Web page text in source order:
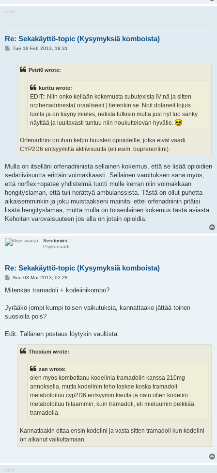
zerk
Re: Sekakäyttö-topic (Kysymyksiä komboista)
PTue 19 Feb 2013, 18:31
Petri6 wrote:
kurttu wrote:
EDIT:: Niin onko kellään kokemusta subutexista IV:nä ja sitten
orphenadrinesta( oraalisesti ) tietenkin se. Noit dolaneit lojuis
tuolla ja on käyny mieles, netistä tutkisin mutta just nyt tuo sänky
näyttää ja luultavasti tuntuu niin houkuttelevan hyvälle.
Orfenadriini on ihan kelpo buusteri opioideille, jotka eivät vaadi
CYP2D6 entsyymiltä aktiivisuutta (eli esim. buprenorfiini).
Mulla on itselläni orfenadriinista sellainen kokemus, että se lisää opioidien
sedatiivisuutta erittäin voimakkaasti. Sellainen varoituksen sana myös,
että norflex+opatee yhdistelmä tuotti mulle kerran niin voimakkaan
hengityslaman, että tuli herättyä ambulanssista. Tästä on ollut puhetta
aikaisemminkin ja joku muistaakseni mainitsi ettei orfenadriinin pitäisi
lisätä hengityslamaa, mutta mulla on toisenlainen kokemus tästä asiasta.
Kehoitan varovaisuuteen jos alla on jotain opioidia.
Serotoniini
Psykonautti
Re: Sekakäyttö-topic (Kysymyksiä komboista)
P
s
Sun 03 Mar 2013, 02:28
Mitenkäs tramadoli + kodeiinikombo?
Jyrääkö jompi kumpi toisen vaikutuksia, kannattaako jättää toinen
suosiolla pois?
Edit. Tällänen postaus löytykin vaultista:
Thoxium wrote:
zan wrote:
olen myös kombottanu kodeiinia tramadolin kanssa 210mg
annoksella, mutta kodeiinin teho laskee koska tramadoli
metaboloituu cyp2D6 entsyymin kautta ja näin ollen kodeiini
metaboloituu hitaammin, kuin tramadoli, eli mieluumin pelkkää
tramadolia.
Kannattaakin ottaa ensin kodeiini ja vasta sitten tramadoli kun kodeiini
on alkanut vaikuttamaan.
zerk